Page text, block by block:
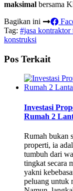
maksimal bersama
Bagikan ini
Tag: #jasa kontraktor
konstruksi
Pos Terkait
Investasi
Rumah 2
Rumah bukan
properti, ia
tumbuh dari
tingkat secara
yakni
peluang untuk